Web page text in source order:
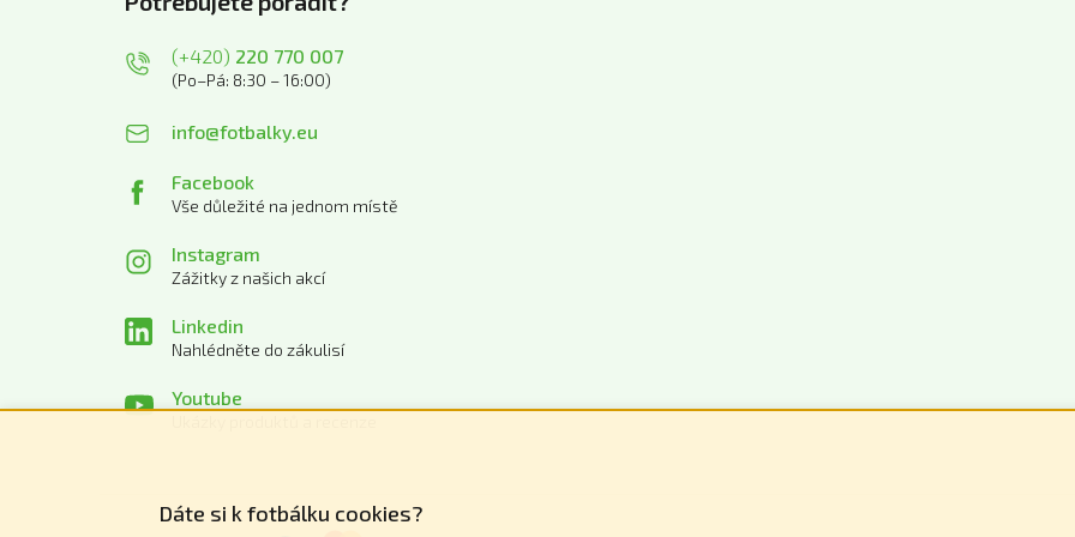
Dáte si k fotbálku cookies?
(+420) 220 770 007
(Po–Pá: 8:30 – 16:00)
info@fotbalky.eu
Facebook
Vše důležité na jednom místě
Instagram
Zážitky z našich akcí
Linkedin
Nahlédněte do zákulisí
Youtube